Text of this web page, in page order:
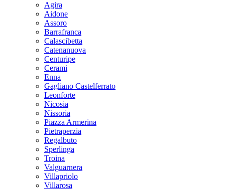
Agira
Aidone
Assoro
Barrafranca
Calascibetta
Catenanuova
Centuripe
Cerami
Enna
Gagliano Castelferrato
Leonforte
Nicosia
Nissoria
Piazza Armerina
Pietraperzia
Regalbuto
Sperlinga
Troina
Valguarnera
Villapriolo
Villarosa